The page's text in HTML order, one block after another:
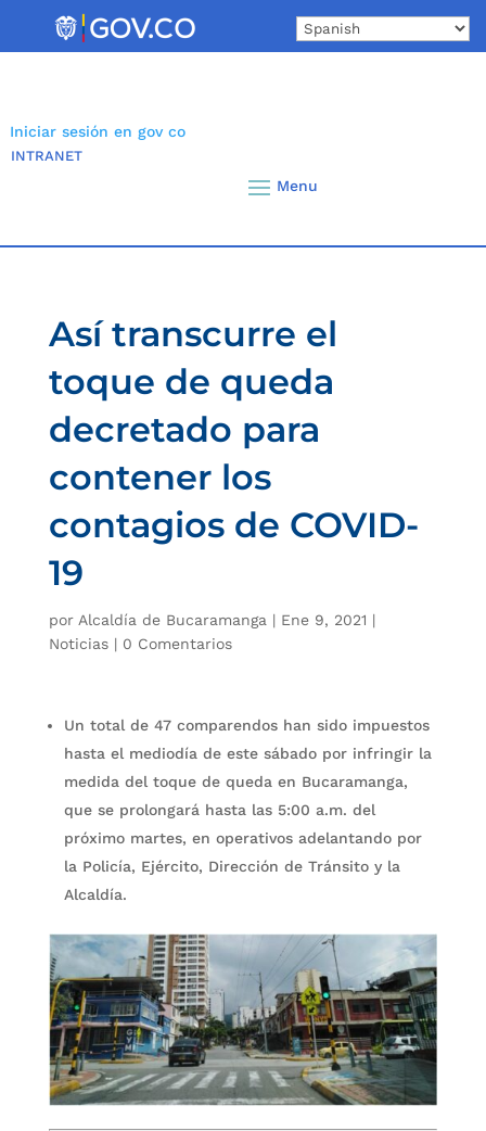
Iniciar sesión en gov co
INTRANET
Así transcurre el
toque de queda
decretado para
contener los
contagios de COVID-
19
por Alcaldía de Bucaramanga | Ene 9, 2021 |
Noticias| 0 Comentarios
Un total de 47 comparendos han sido impuestos
hasta el mediodía de este sábado por infringir la
medida del toque de queda en Bucaramanga,
que se prolongará hasta las 5:00 a.m. del
próximo martes, en operativos adelantando por
la Policía, Ejército, Dirección de Tránsito y la
Alcaldía.